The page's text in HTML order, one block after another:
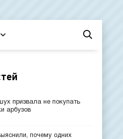
призвала не покупать
арбузов
почему одних